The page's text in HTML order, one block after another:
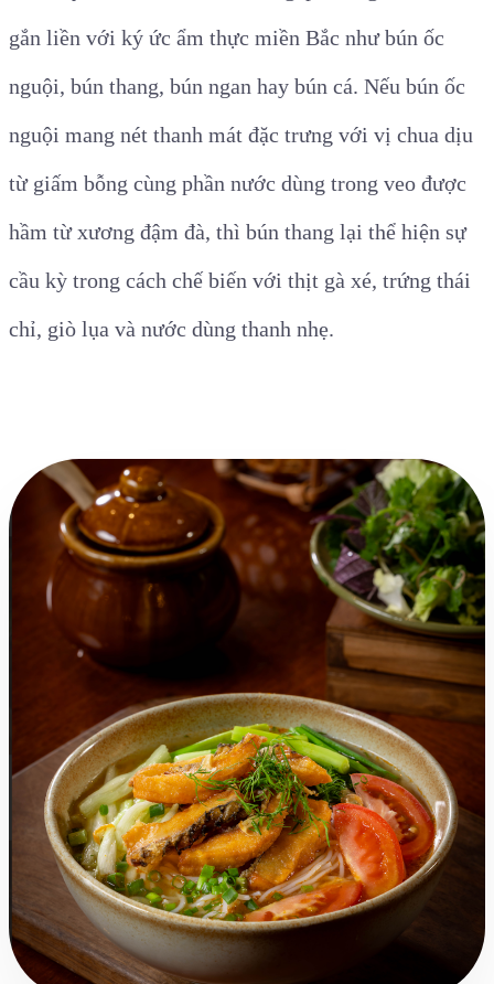
gắn liền với ký ức ẩm thực miền Bắc như bún ốc
nguội, bún thang, bún ngan hay bún cá. Nếu bún ốc
nguội mang nét thanh mát đặc trưng với vị chua dịu
từ giấm bỗng cùng phần nước dùng trong veo được
hầm từ xương đậm đà, thì bún thang lại thể hiện sự
cầu kỳ trong cách chế biến với thịt gà xé, trứng thái
chỉ, giò lụa và nước dùng thanh nhẹ.